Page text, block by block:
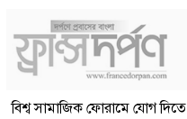
বিশ্ব সামাজিক ফোরামে যোগ দিতে